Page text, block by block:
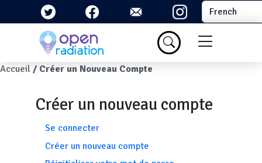
Aller au contenu principal Select your
Menu du
Fil d'Ariane
Accueil Créer un Nouveau Compte
Créer un nouveau compte
Onglets principaux
Se connecter
Créer un nouveau compte